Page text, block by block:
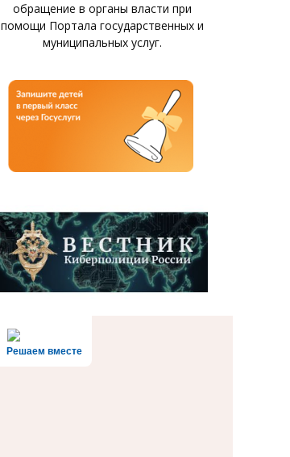
обращение в органы власти при
помощи Портала государственных и
муниципальных услуг.
Решаем вместе